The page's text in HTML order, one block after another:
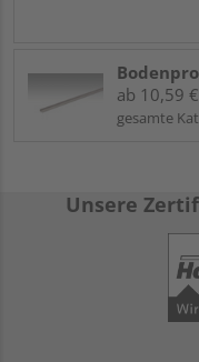
ab 10,59
gesamte
Unsere